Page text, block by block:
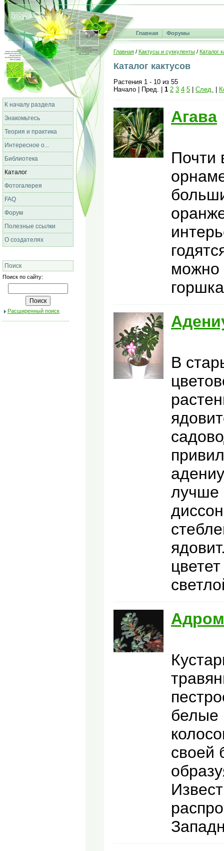
Главная Форумы
К началу раздела
Знакомьтесь
Теория и практика
Интересное о...
Библиотека
Каталог
Фотогалерея
FAQ
Форум
Полезные ссылки
О создателях
Поиск
Поиск по сайту:
Расширенный поиск
Главная / Кактусы и суккуленты / Каталог
Каталог кактусов
Растения 1 - 10 из 55
Начало | Пред. | 1 2 3 4 5 След.
Агава
Почти
можно
В
лучше
белые
своей